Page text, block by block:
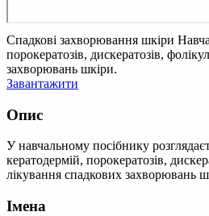
Спадкові захворювання шкіри
порокератозів, дискератозів,
захворювань шкіри.
Завантажити
Опис
У навчальному посібнику
кератодермій, порокератозів,
лікування спадкових захворювань
Імена